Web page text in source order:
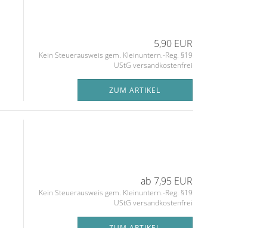
5,90 EUR
Kein Steuerausweis gem. Kleinuntern.-Reg. §19
UStG versandkostenfrei
ZUM ARTIKEL
ab 7,95 EUR
Kein Steuerausweis gem. Kleinuntern.-Reg. §19
UStG versandkostenfrei